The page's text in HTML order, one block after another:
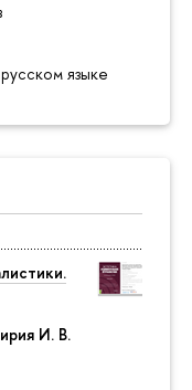
языке
И. В.